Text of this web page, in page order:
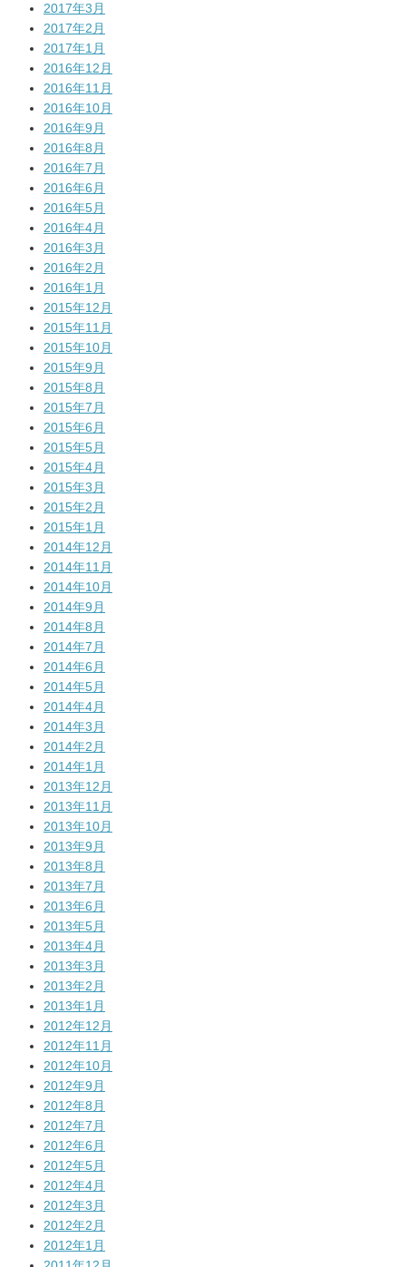
2017年3月
2017年2月
2017年1月
2016年12月
2016年11月
2016年10月
2016年9月
2016年8月
2016年7月
2016年6月
2016年5月
2016年4月
2016年3月
2016年2月
2016年1月
2015年12月
2015年11月
2015年10月
2015年9月
2015年8月
2015年7月
2015年6月
2015年5月
2015年4月
2015年3月
2015年2月
2015年1月
2014年12月
2014年11月
2014年10月
2014年9月
2014年8月
2014年7月
2014年6月
2014年5月
2014年4月
2014年3月
2014年2月
2014年1月
2013年12月
2013年11月
2013年10月
2013年9月
2013年8月
2013年7月
2013年6月
2013年5月
2013年4月
2013年3月
2013年2月
2013年1月
2012年12月
2012年11月
2012年10月
2012年9月
2012年8月
2012年7月
2012年6月
2012年5月
2012年4月
2012年3月
2012年2月
2012年1月